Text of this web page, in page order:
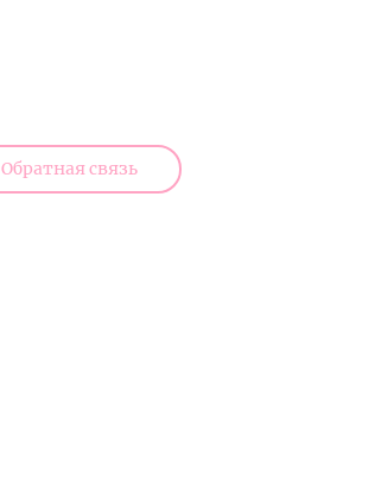
Обратная связь